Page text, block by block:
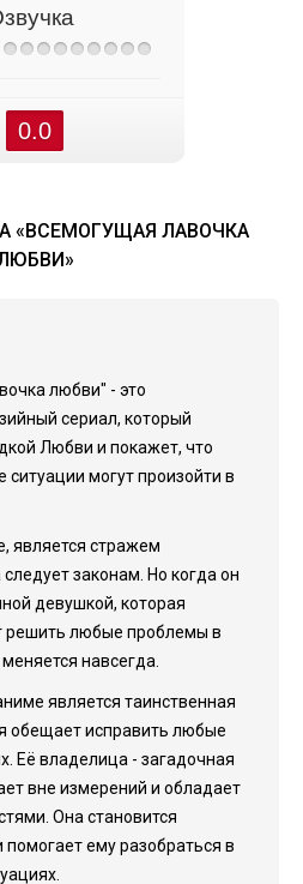
0.0
«ВСЕМОГУЩАЯ ЛАВОЧКА
любви" - это
сериал, который
Любви и покажет, что
могут произойти в
является стражем
законам. Но когда он
девушкой, которая
решить любые проблемы в
навсегда.
является таинственная
обещает исправить любые
Её владелица - загадочная
вне измерений и обладает
Она становится
ему разобраться в